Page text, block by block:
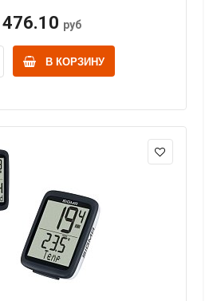
476.10 руб
В КОРЗИНУ